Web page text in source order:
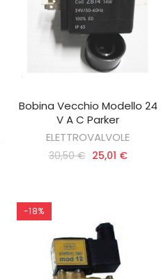
AGGIUNGI AL CARRELLO
Bobina Vecchio Modello 24
V A C Parker
ELETTROVALVOLE
30,50 € 25,01 €
-18%